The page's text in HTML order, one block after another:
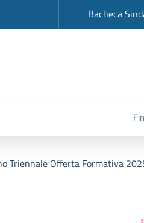
Bacheca
Triennale Offerta Formativa